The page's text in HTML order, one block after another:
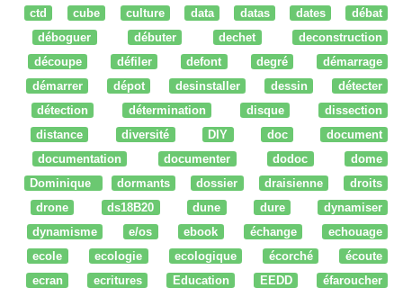
ctd
cube culture data datas dates
débat
déboguer
débuter dechet
deconstruction
découpe
défiler defont degré
démarrage
démarrer
dépot desinstaller dessin
détecter
détection
détermination disque
dissection
distance
diversité DIY doc
document
documentation
documenter dodoc
dome
Dominique
dormants dossier draisienne
droits
drone
ds18B20 dune dure
dynamiser
dynamisme
e/os ebook échange
echouage
ecole
ecologie ecologique écorché
écoute
ecran
ecritures Education EEDD
éfaroucher